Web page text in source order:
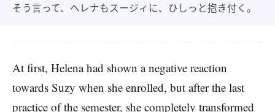
そう言って、ヘレナもスージィに、ひしっと抱き付く。
At first, Helena had shown a negative reaction
towards Suzy when she enrolled, but after the last
practice of the semester, she completely transformed